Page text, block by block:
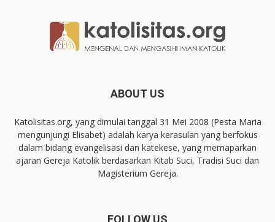
ABOUT US
Katolisitas.org, yang dimulai tanggal 31 Mei 2008 (Pesta Maria
mengunjungi Elisabet) adalah karya kerasulan yang berfokus
dalam bidang evangelisasi dan katekese, yang memaparkan
ajaran Gereja Katolik berdasarkan Kitab Suci, Tradisi Suci dan
Magisterium Gereja.
FOLLOW US